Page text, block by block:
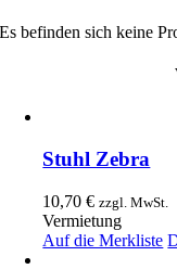
Es befinden sich keine
Stuhl Zebra
10,70€ zzgl. MwSt.
Vermietung
Auf die Merkliste